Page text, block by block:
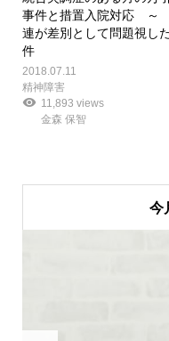
事件と措置入院対応 ～
連が差別として問題視し
件
2018.07.11
精神障害
11,893 views
金森 保智
今